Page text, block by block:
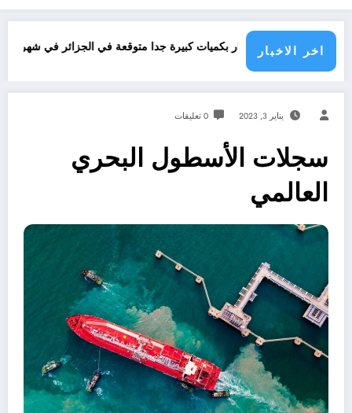
اخر الاخبار
امطار بكميات كبيرة جدا متوقعة في الجزائر في شهري سبتمبر و أكتوبر .. توقعات
يناير 3, 2023 0 تعليقات
سجلات الأسطول البحري
العالمي